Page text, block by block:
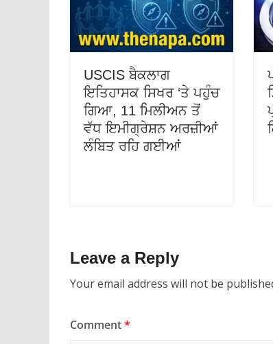
USCIS ਬੈਕਲਾਗ
ਇਤਿਹਾਸਕ ਸਿਖਰ ‘ਤੇ ਪਹੁੰਚ
ਗਿਆ, 11 ਮਿਲੀਅਨ ਤੋਂ
ਵੱਧ ਇਮੀਗ੍ਰੇਸ਼ਨ ਅਰਜ਼ੀਆਂ
ਲੰਬਿਤ ਰਹਿ ਗਈਆਂ
Leave a Reply
Your email address will not be
Comment*